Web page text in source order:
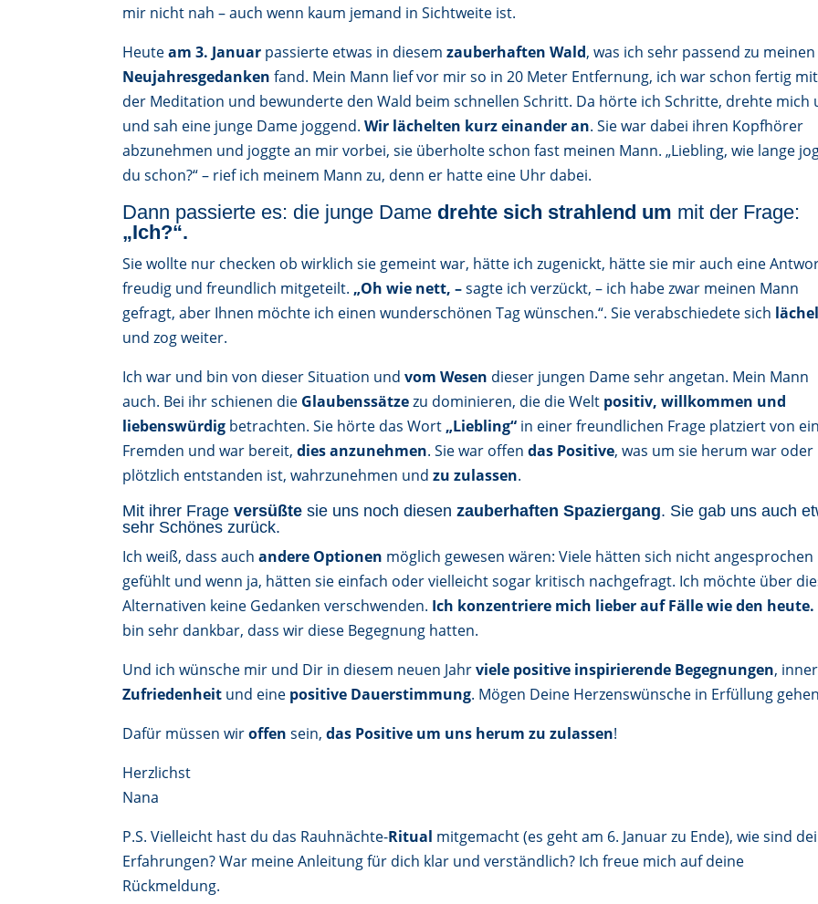
mir nicht nah – auch wenn kaum jemand in Sichtweite ist.
Heuteam 3. Januar passierte etwas in diesemzauberhaften Wald, was ich sehr passend zu meinen
Neujahresgedanken fand. Mein Mann lief vor mir so in 20 Meter Entfernung, ich war schon fertig mit
der Meditation und bewunderte den Wald beim schnellen Schritt. Da hörte ich Schritte, drehte mich
und sah eine junge Dame joggend.Wir lächelten kurz einander an. Sie war dabei ihren Kopfhörer
abzunehmen und joggte an mir vorbei, sie überholte schon fast meinen Mann. „Liebling, wie lange
du schon?“ – rief ich meinem Mann zu, denn er hatte eine Uhr dabei.
Dann passierte es: die junge Dame drehte sich strahlend um mit der Frage:
„Ich?“.
Sie wollte nur checken ob wirklich sie gemeint war, hätte ich zugenickt, hätte sie mir auch eine
freudig und freundlich mitgeteilt. „Oh wie nett, –sagte ich verzückt, – ich habe zwar meinen Mann
gefragt, aber Ihnen möchte ich einen wunderschönen Tag wünschen.“. Sie verabschiedete sich
und zog weiter.
Ich war und bin von dieser Situation undvom Wesen dieser jungen Dame sehr angetan. Mein Mann
auch. Bei ihr schienen die Glaubenssätzezu dominieren, die die Welt positiv, willkommen und
liebenswürdig betrachten. Sie hörte das Wort „Liebling“ in einer freundlichen Frage platziert von
Fremden und war bereit,dies anzunehmen. Sie war offendas Positive, was um sie herum war oder
plötzlich entstanden ist, wahrzunehmen undzu zulassen.
Mit ihrer Frageversüßtesie uns noch diesenzauberhaften Spaziergang. Sie gab uns auch
sehr Schönes zurück.
Ich weiß, dass auchandere Optionen möglich gewesen wären: Viele hätten sich nicht angesprochen
gefühlt und wenn ja, hätten sie einfach oder vielleicht sogar kritisch nachgefragt. Ich möchte über
Alternativen keine Gedanken verschwenden. Ich konzentriere mich lieber auf Fälle wie den heute.
bin sehr dankbar, dass wir diese Begegnung hatten.
Und ich wünsche mir und Dir in diesem neuen Jahrviele positive inspirierende Begegnungen,
Zufriedenheit und eine positive Dauerstimmung. Mögen Deine Herzenswünsche in Erfüllung
Dafür müssen wiroffen sein,das Positive um uns herum zu zulassen!
Herzlichst
Nana
P.S. Vielleicht hast du das Rauhnächte-Ritual mitgemacht (es geht am 6. Januar zu Ende), wie sind
Erfahrungen? War meine Anleitung für dich klar und verständlich? Ich freue mich auf deine
Rückmeldung.